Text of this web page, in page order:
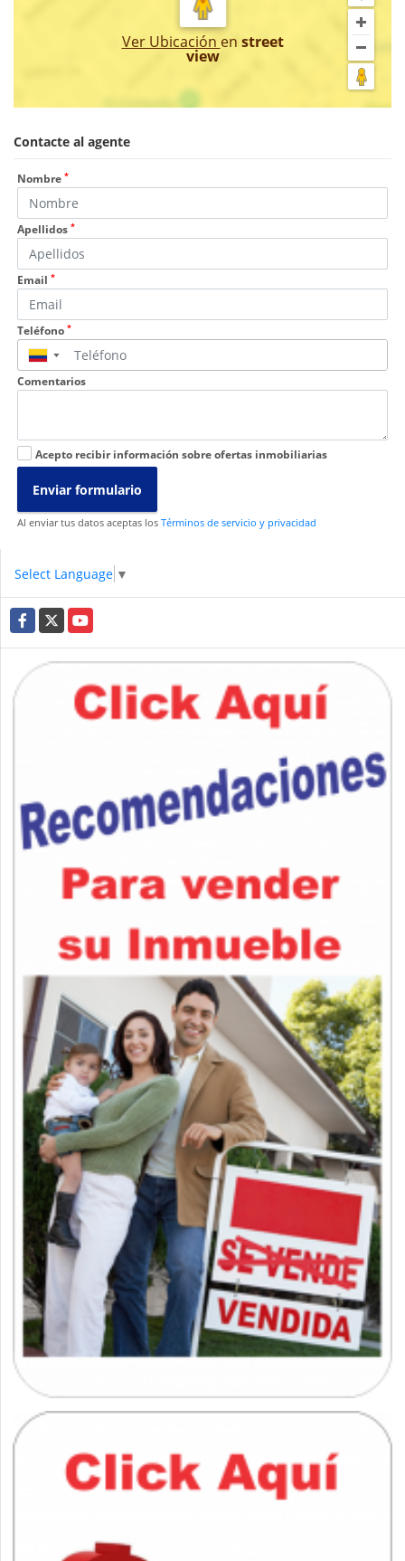
Ver Ubicación en street
view
Contacte al agente
Nombre *
Apellidos *
Email *
Teléfono *
▼
Comentarios
Acepto recibir información sobre ofertas inmobiliarias
Enviar formulario
Al enviar tus datos aceptas los Términos de servicio y privacidad
Select Language ▼
Facebook
X YouTube